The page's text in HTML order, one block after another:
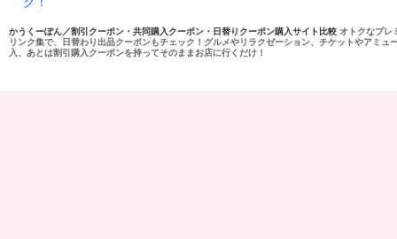
かうくーぽん／割引クーポン・共同購入クーポン・日替りクーポン購入サイト比較 オトクなプレ
リンク集で、日替わり出品クーポンもチェック！グルメやリラクゼーション、チケットやアミ
入、あとは割引購入クーポンを持ってそのままお店に行くだけ！